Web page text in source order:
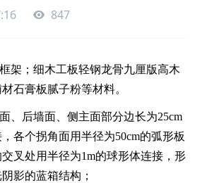
847
架；细木工板轻钢龙骨九厘版高木
石膏板腻子粉等材料。
、后墙面、侧主面部分边长为25cm
各个拐角面用半径为50cm的弧形板
叉处用半径为1m的球形体连接，形
影的蓝箱结构；